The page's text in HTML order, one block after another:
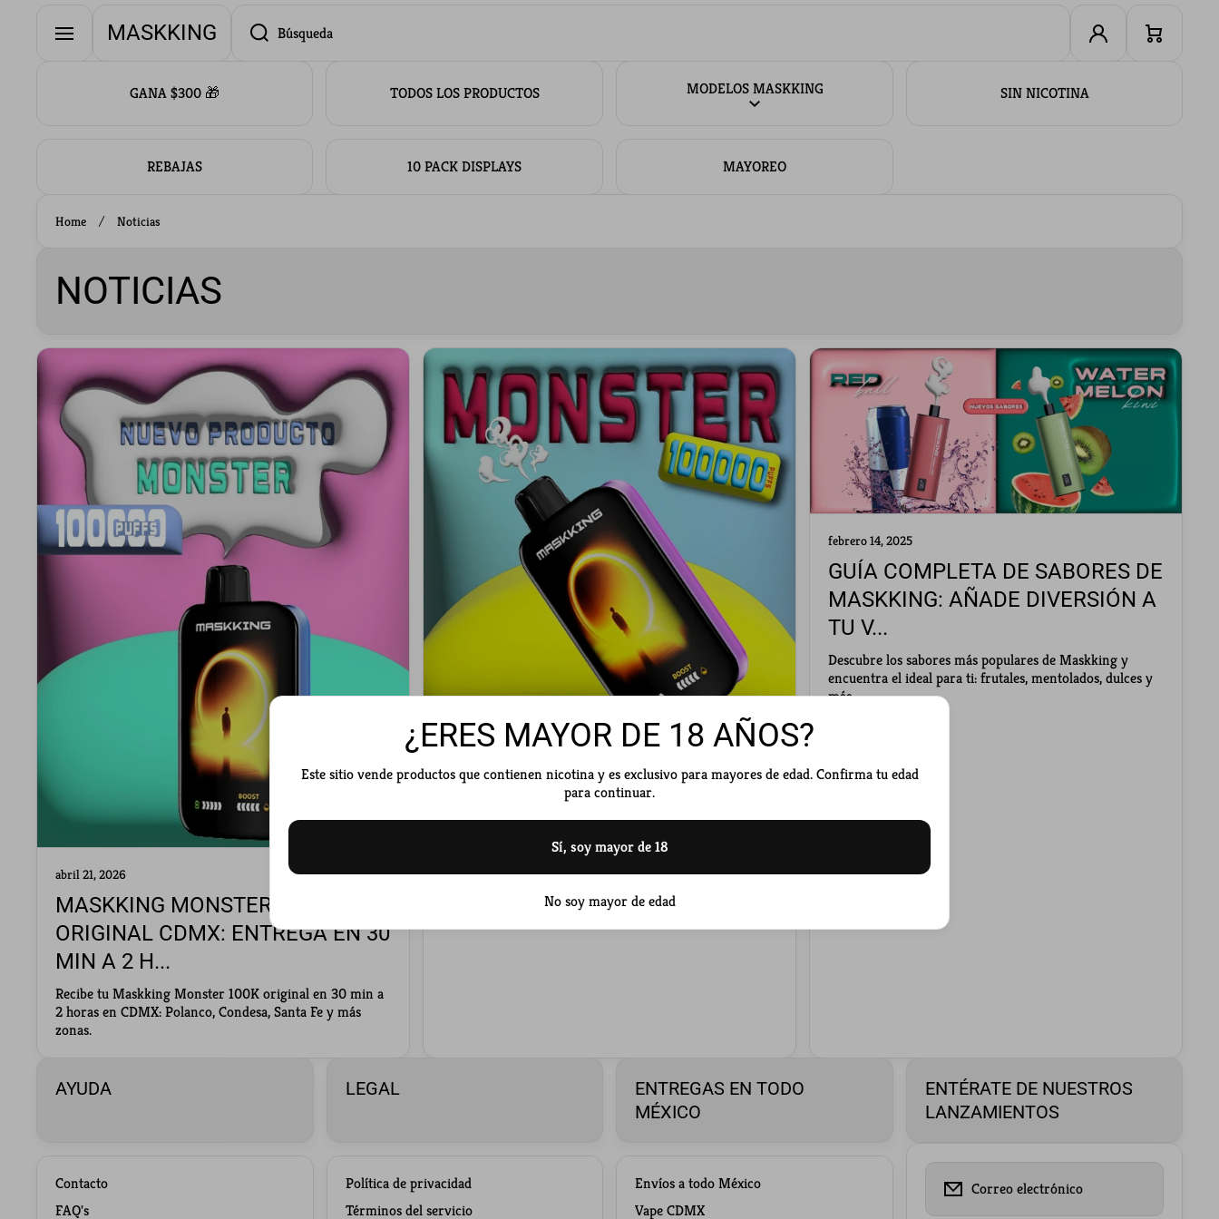
Ir directamente al contenido
MASKKING Búsqueda
sesión
Carrito
GANA $300 🎁 TODOS LOS PRODUCTOS MODELOS MASKKING SIN NICOTINA
REBAJAS 10 PACK DISPLAYS MAYOREO
Home Noticias
NOTICIAS
abril 21, 2026
MASKKING MONSTER 100K
ORIGINAL CDMX: ENTREGA EN 30
MIN A 2 H...
Recibe tu Maskking Monster 100K original en 30 min a
2 horas en CDMX: Polanco, Condesa, Santa Fe y más
zonas.
abril 21, 2026
ENTREGAS VAPE MASKKING
ORIGINALES A TODO MÉXICO |
ENVÍOS RÁP...
febrero 14, 2025
GUÍA COMPLETA DE SABORES DE
MASKKING: AÑADE DIVERSIÓN A
TU V...
Descubre los sabores más populares de Maskking y
encuentra el ideal para ti: frutales, mentolados, dulces y
más.
AYUDA
Contacto
FAQ's
LEGAL
Política de privacidad
Términos del servicio
ENTREGAS EN TODO
MÉXICO
Envíos a todo México
Vape CDMX
ENTÉRATE DE NUESTROS
LANZAMIENTOS
Correo electrónico
¿ERES MAYOR DE 18 AÑOS?
Este sitio vende productos que contienen nicotina y es exclusivo para mayores de edad. Confirma tu edad
para continuar.
Sí, soy mayor de 18
No soy mayor de edad